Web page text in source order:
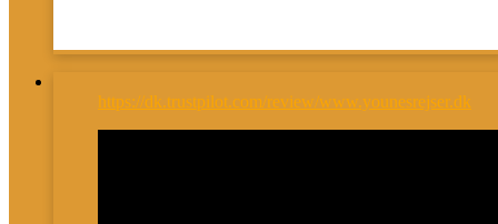
https://dk.trustpilot.com/review/www.younesrejser.dk